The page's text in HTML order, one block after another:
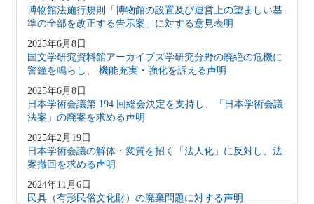
博物館法施行規則「博物館の設置及び運営上の望ましい基
準の全部を改正する告示案」に対する意見表明
2025年6月8日
国文学研究資料館アーカイブズ学研究分野の廃絶の危機に
警鐘を鳴らし、 機能充実・強化を訴える声明
2025年6月8日
日本学術会議第 194 回総会決定を支持し、「日本学術会議
法案」の廃案を求める声明
2025年2月19日
日本学術会議の解体・変質を招く「法人化」に反対し、法
案撤回を求める声明
2024年11月6日
民具（有形民俗文化財）の廃棄問題に対する声明